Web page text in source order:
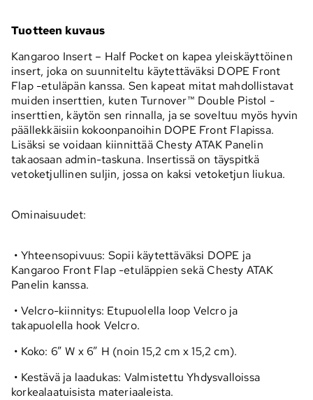
Tuotteen kuvaus
Kangaroo Insert – Half Pocket on kapea yleiskäyttöinen
insert, joka on suunniteltu käytettäväksi DOPE Front
Flap -etuläpän kanssa. Sen kapeat mitat mahdollistavat
muiden inserttien, kuten Turnover™ Double Pistol -
inserttien, käytön sen rinnalla, ja se soveltuu myös hyvin
päällekkäisiin kokoonpanoihin DOPE Front Flapissa.
Lisäksi se voidaan kiinnittää Chesty ATAK Panelin
takaosaan admin-taskuna. Insertissä on täyspitkä
vetoketjullinen suljin, jossa on kaksi vetoketjun liukua.
Ominaisuudet:
• Yhteensopivuus: Sopii käytettäväksi DOPE ja
Kangaroo Front Flap -etuläppien sekä Chesty ATAK
Panelin kanssa.
• Velcro-kiinnitys: Etupuolella loop Velcro ja
takapuolella hook Velcro.
• Koko: 6” W x 6” H (noin 15,2 cm x 15,2 cm).
• Kestävä ja laadukas: Valmistettu Yhdysvalloissa
korkealaatuisista materiaaleista.